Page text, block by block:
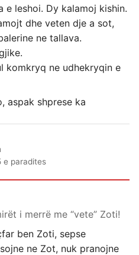
e leshoi. Dy kalamoj kishin.
dhe veten dje a sot,
ne tallava.
komkryq ne udhekryqin e
aspak shprese ka
e paradites
i merrë me “vete” Zoti!
ben Zoti, sepse
ne Zot, nuk pranojne